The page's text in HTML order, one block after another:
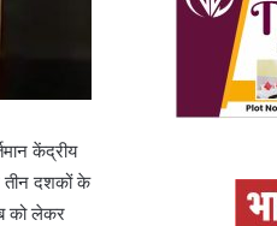
केंद्रीय
तीन दशकों के
को लेकर